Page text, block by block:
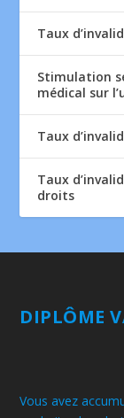
Taux
Stimulation
médical sur
Taux
Taux
droits
DIPLÔME
Vous avez